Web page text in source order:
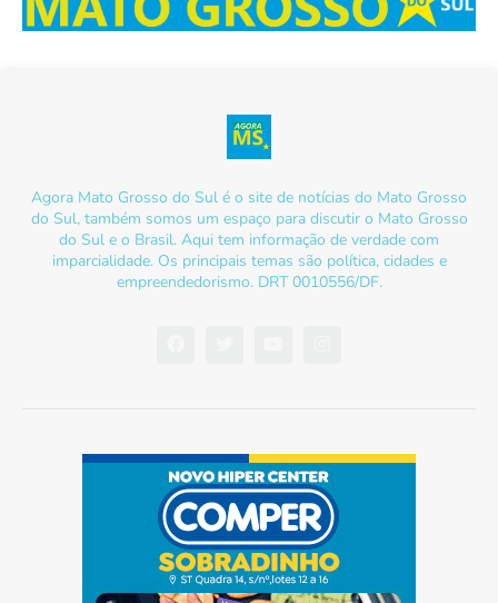
Agora Mato Grosso do Sul é o site de notícias do Mato Grosso
do Sul, também somos um espaço para discutir o Mato Grosso
do Sul e o Brasil. Aqui tem informação de verdade com
imparcialidade. Os principais temas são política, cidades e
empreendedorismo. DRT 0010556/DF.